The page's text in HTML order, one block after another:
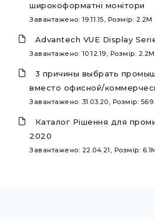
широкоформатні монітори
Завантажено: 19.11.15, Розмір: 2.2M
Advantech VUE Display
Завантажено: 10.12.19, Розмір: 2.2M
3 причины выбрать
вместо офисной/
Завантажено: 31.03.20, Розмір:
Каталог Рішення для
2020
Завантажено: 22.04.21, Розмір: